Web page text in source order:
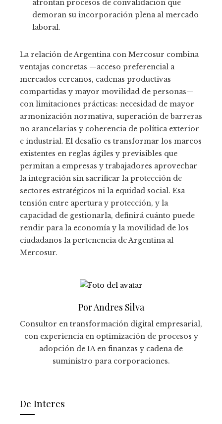
afrontan procesos de convalidación que
demoran su incorporación plena al mercado
laboral.
La relación de Argentina con Mercosur combina
ventajas concretas —acceso preferencial a
mercados cercanos, cadenas productivas
compartidas y mayor movilidad de personas—
con limitaciones prácticas: necesidad de mayor
armonización normativa, superación de barreras
no arancelarias y coherencia de política exterior
e industrial. El desafío es transformar los marcos
existentes en reglas ágiles y previsibles que
permitan a empresas y trabajadores aprovechar
la integración sin sacrificar la protección de
sectores estratégicos ni la equidad social. Esa
tensión entre apertura y protección, y la
capacidad de gestionarla, definirá cuánto puede
rendir para la economía y la movilidad de los
ciudadanos la pertenencia de Argentina al
Mercosur.
Por Andres Silva
Consultor en transformación digital empresarial,
con experiencia en optimización de procesos y
adopción de IA en finanzas y cadena de
suministro para corporaciones.
De Interes